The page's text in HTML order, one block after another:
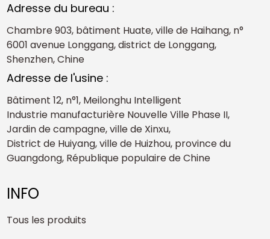
Adresse du bureau :
Chambre 903, bâtiment Huate, ville de Haihang, n°
6001 avenue Longgang, district de Longgang,
Shenzhen, Chine
Adresse de l'usine :
Bâtiment 12, n°1, Meilonghu Intelligent
Industrie manufacturière Nouvelle Ville Phase II,
Jardin de campagne, ville de Xinxu,
District de Huiyang, ville de Huizhou, province du
Guangdong, République populaire de Chine
INFO
Tous les produits